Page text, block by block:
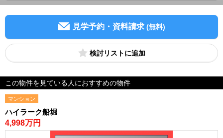
見学予約・資料請求 (無料)
検討リスト
この物件を見ている人におすすめの物件
マンション
ハイラーク船堀
4,998万円